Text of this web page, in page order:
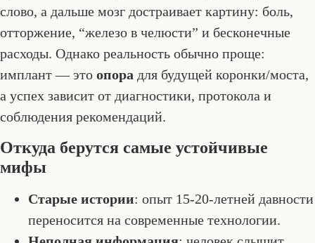
слово, а дальше мозг достраивает картину: боль,
отторжение, “железо в челюсти” и бесконечные
расходы. Однако реальность обычно проще:
имплант — это опора для будущей коронки/моста,
а успех зависит от диагностики, протокола и
соблюдения рекомендаций.
Откуда берутся самые устойчивые
мифы
Старые истории: опыт 15-20-летней давности
переносится на современные технологии.